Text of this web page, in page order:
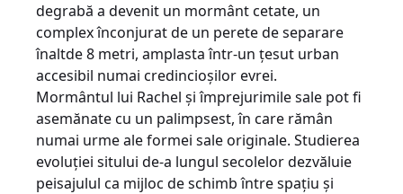
degrabă a devenit un mormânt cetate, un
complex înconjurat de un perete de separare
înaltde 8 metri, amplasta într-un țesut urban
accesibil numai credincioșilor evrei.
Mormântul lui Rachel și împrejurimile sale pot fi
asemănate cu un palimpsest, în care rămân
numai urme ale formei sale originale. Studierea
evoluției sitului de-a lungul secolelor dezvăluie
peisajulul ca mijloc de schimb între spațiu și